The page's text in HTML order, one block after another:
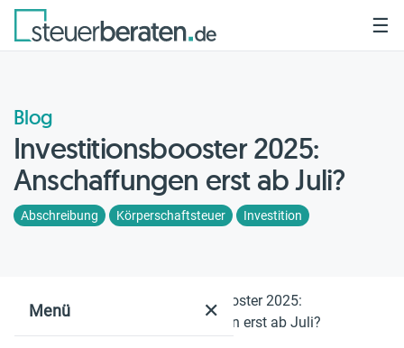
Menü ✕
☰
Blog
Investitionsbooster 2025:
Anschaffungen erst ab Juli?
Abschreibung Körperschaftsteuer Investition
Home
Investitionsbooster 2025:
Anschaffungen erst ab Juli?